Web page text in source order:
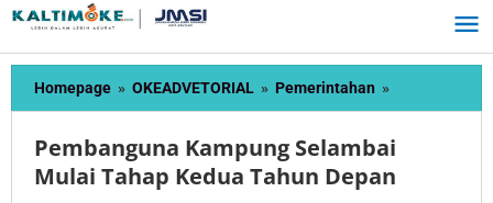
Skip
content
Homepage » OKEADVETORIAL » Pemerintahan »
Kampung
Mulai
Tahap
Pembanguna Kampung Selambai
Mulai Tahap Kedua Tahun Depan